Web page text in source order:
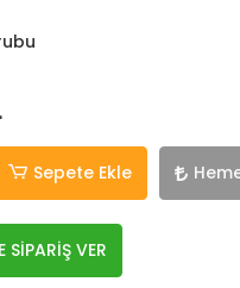
Sepete Ekle
SİPARİŞ VER